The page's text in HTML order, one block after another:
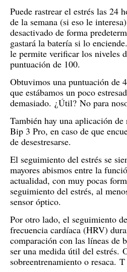
Puede rastrear el estrés las 24
de la semana (si eso le
desactivado de forma
gastará la batería si lo enciende.
le permite verificar los niveles
puntuación de 100.
Obtuvimos una puntuación de
que estábamos un poco
demasiado. ¿Útil? No para
También hay una aplicación
Bip 3 Pro, en caso de que
de desestresarse.
El seguimiento del estrés se
mayores abismos entre la
actualidad, con muy pocas
seguimiento del estrés, al
sensor óptico.
Por otro lado, el seguimiento
frecuencia cardíaca (HRV)
comparación con las líneas de
ser una medida útil del estrés.
sobreentrenamiento o resaca. T